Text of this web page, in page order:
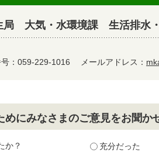
大気・水環境課 生活排水
：059-229-1016 メールアドレス：
にみなさまのご意見をお聞か
か？ 充分だった